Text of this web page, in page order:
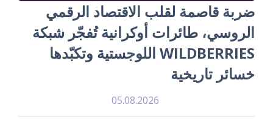
ضربة قاصمة لقلب الاقتصاد الرقمي
الروسي، طائرات أوكرانية تُفجّر شبكة
WILDBERRIES اللوجستية وتكبّدها
خسائر تاريخية
05.08.2026